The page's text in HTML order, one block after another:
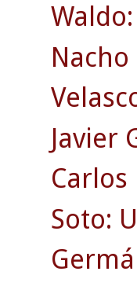
Javier
Soto: